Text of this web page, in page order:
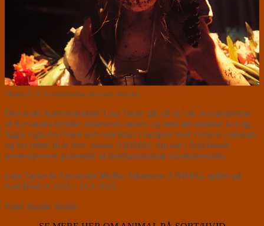
Skræk er en bevidsthedsændrende tilstand.
Den tyske teaterinstruktør Lara Tacke går all in i sin iscenesættelse
af Alexandra Moltke Johansens tanker, og med det smukke kor og
Signe Egholm Olsen som epicenter i kampen mod verdens ondskab
og for retten til at leve, passer ANIMAL fint ind i Sort/Hvids
kontemporære portefølje af samfundskritisk musikdramatik.
Lara Tacke & Alexandra Moltke Johansens ANIMAL spiller på
Sort/Hvid d. 14/2 – 11/3 2025.
Foto: Rumle Skafte